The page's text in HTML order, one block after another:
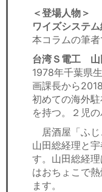
労務顧問
飲食店情報
＜登場人物＞
ワイズシステ
本コラムの筆者
台湾Ｓ電工 山
1978年千葉県
画課長から
初めての海外
を持つ。２児
居酒屋「ふじ
山田総経理と
す。山田総経
はおちょこで
ます。